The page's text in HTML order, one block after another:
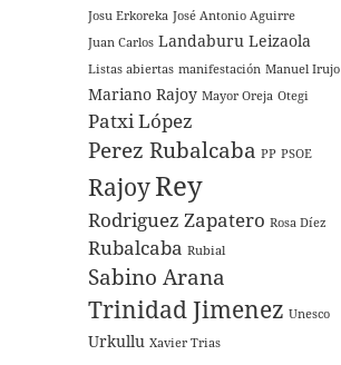
Josu Erkoreka José Antonio Aguirre
Juan Carlos Landaburu Leizaola
Listas abiertas manifestación Manuel Irujo
Mariano Rajoy Mayor Oreja Otegi
Patxi López
Perez Rubalcaba PP PSOE
RajoyRey
Rodriguez Zapatero Rosa Díez
Rubalcaba Rubial
Sabino Arana
Trinidad Jimenez Unesco
Urkullu Xavier Trias